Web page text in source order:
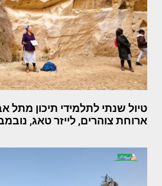
טיול שנתי לתלמידי תיכון מתל
ארוחת צוהרים, לייזר טאג, נובמבר